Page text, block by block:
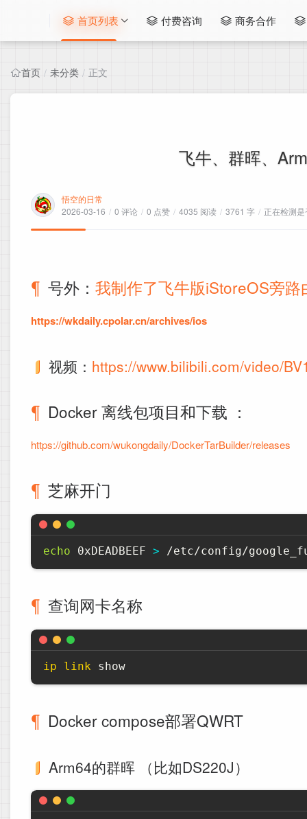
首页列表 付费咨询 商务合作
首页 / 未分类 / 正文
飞牛、群晖、
悟空的日常
2026-03-16 / 0 评论 / 0 点赞 / 4035 阅读 / 3761 字 / 正在检测
号外： 我制作了飞牛版iStoreOS旁路
https://wkdaily.cpolar.cn/archives/ios
视频： https://www.bilibili.com/video/
Docker 离线包项目和下载 ：
https://github.com/wukongdaily/DockerTarBuilder/releases
芝麻开门
echo 0xDEADBEEF > /etc/config/
查询网卡名称
ip link show
Docker compose部署QWRT
Arm64的群晖 （比如DS220J）